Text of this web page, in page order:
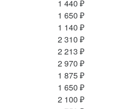
1 440 ₽
1 650 ₽
1 140 ₽
2 310 ₽
2 213 ₽
2 970 ₽
1 875 ₽
1 650 ₽
2 100 ₽